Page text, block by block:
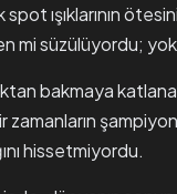
ışıklarının
mi süzülüyordu;
bakmaya
zamanların
hissetmiyordu.